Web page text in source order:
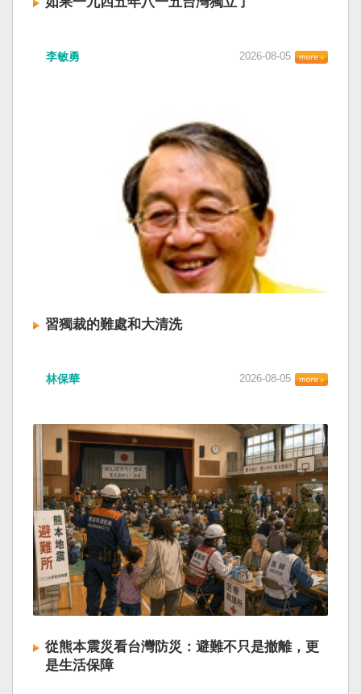
李敏勇 2026-08-05
習獨裁的難處和大清洗
林保華 2026-08-05
從熊本震災看台灣防災：避難不只是撤離，更
是生活保障